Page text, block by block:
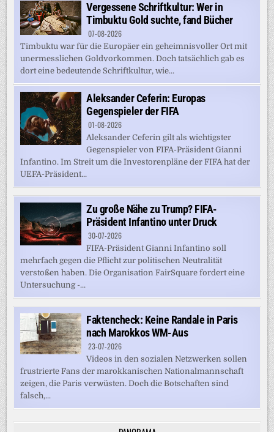
Vergessene Schriftkultur: Wer in
Timbuktu Gold suchte, fand Bücher
07-08-2026
Timbuktu war für die Europäer ein geheimnisvoller Ort mit
unermesslichen Goldvorkommen. Doch tatsächlich gab es
dort eine bedeutende Schriftkultur, wie...
Aleksander Ceferin: Europas
Gegenspieler der FIFA
01-08-2026
Aleksander Ceferin gilt als wichtigster
Gegenspieler von FIFA-Präsident Gianni
Infantino. Im Streit um die Investorenpläne der FIFA hat der
UEFA-Präsident...
Zu große Nähe zu Trump? FIFA-
Präsident Infantino unter Druck
30-07-2026
FIFA-Präsident Gianni Infantino soll
mehrfach gegen die Pflicht zur politischen Neutralität
verstoßen haben. Die Organisation FairSquare fordert eine
Untersuchung -...
Faktencheck: Keine Randale in Paris
nach Marokkos WM-Aus
23-07-2026
Videos in den sozialen Netzwerken sollen
frustrierte Fans der marokkanischen Nationalmannschaft
zeigen, die Paris verwüsten. Doch die Botschaften sind
falsch,...